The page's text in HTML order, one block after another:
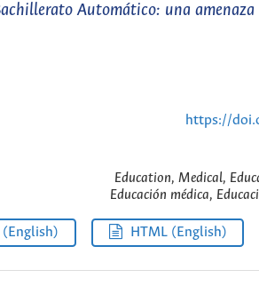
Automático: una
https://
Education, Medical,
Educación médica,
(English) HTML (English)